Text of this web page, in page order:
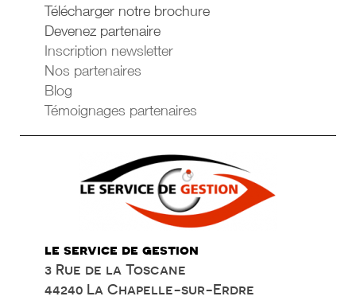
Télécharger notre brochure
Devenez partenaire
Inscription newsletter
Nos partenaires
Blog
Témoignages partenaires
le service de gestion
3 Rue de la Toscane
44240 La Chapelle-sur-Erdre